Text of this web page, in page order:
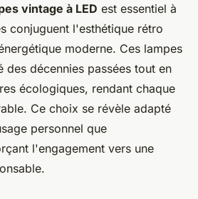
vintage à LED est essentiel à
conjuguent l'esthétique rétro
moderne. Ces lampes
des décennies passées tout en
écologiques, rendant chaque
Ce choix se révèle adapté
personnel que
l'engagement vers une